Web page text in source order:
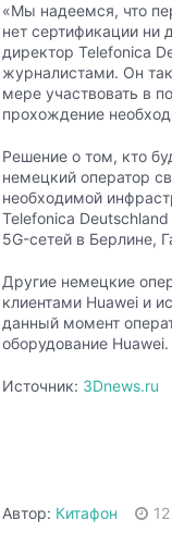
«Мы надеемся, что
нет сертификации ни
директор Telefonica
журналистами. Он
мере участвовать в
прохождение
Решение о том, кто
немецкий оператор
необходимой
Telefonica
5G-сетей в
Другие немецкие
клиентами Huawei и
данный момент
оборудование Huawei.
Источник: 3Dnews.ru
Автор: Китафон